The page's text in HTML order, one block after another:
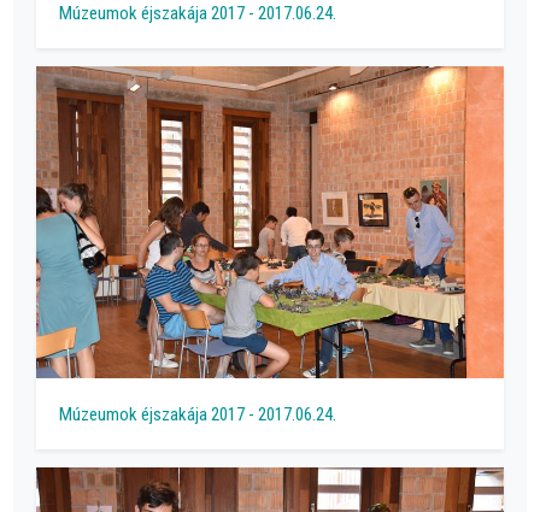
Múzeumok éjszakája 2017 - 2017.06.24.
Múzeumok éjszakája 2017 - 2017.06.24.